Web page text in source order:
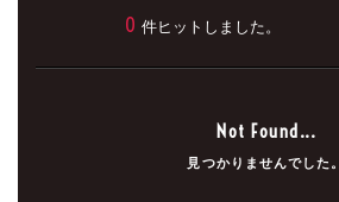
0 件ヒットしました。
Not Found...
見つかりませんでした。